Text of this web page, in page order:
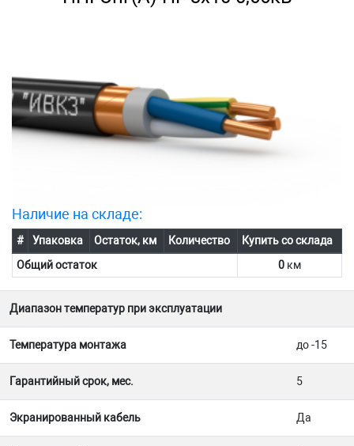
Наличие на складе:
# Упаковка Остаток, км Количество
Купить со склада
Общий остаток
0 км
Диапазон температур при эксплуатации
Температура монтажа до -15
Гарантийный срок, мес. 5
Экранированный кабель Да